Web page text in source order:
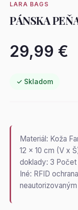
LARA BAGS
PÁNSKA
29,99 €
✓ Skladom
Materiál: Koža
12 x 10 cm (V x
doklady: 3 Počet
Iné: RFID